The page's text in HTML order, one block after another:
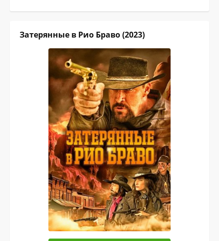
Затерянные в Рио Браво (2023)